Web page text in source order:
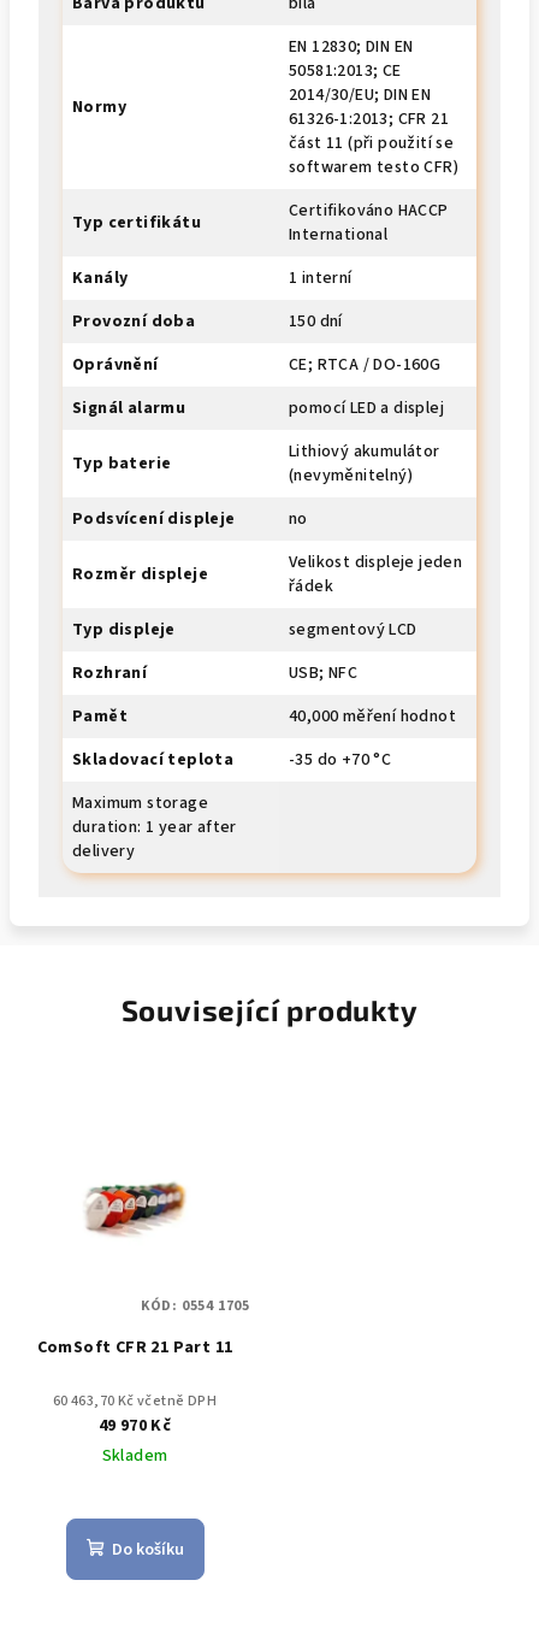
Normy
EN 12830; DIN EN
50581:2013; CE
2014/30/EU; DIN EN
61326-1:2013; CFR 21
část 11 (při použití se
softwarem testo CFR)
Typ certifikátu
Certifikováno HACCP
International
Kanály
1 interní
Provozní doba
150 dní
Oprávnění
CE; RTCA / DO-160G
Signál alarmu
pomocí LED a displej
Typ baterie
Lithiový akumulátor
(nevyměnitelný)
Podsvícení displeje
no
Rozměr displeje
Velikost displeje jeden
řádek
Typ displeje
segmentový LCD
Rozhraní
USB; NFC
Pamět
40,000 měření hodnot
Skladovací teplota
-35 do +70 °C
Maximum storage
duration: 1 year after
delivery
Související produkty
ComSoft CFR 21 Part 11
60 463,70 Kč včetně DPH
49 970 Kč
Skladem
Do košíku
KÓD: 0554 1705